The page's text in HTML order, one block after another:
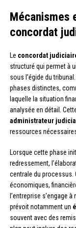
Mécanismes
concordat
Le concordat
structuré qui permet à
sous l’égide du
phases distinctes,
laquelle la situation
analysée en détail.
administrateur
ressources
Lorsque cette phase
redressement,
centrale du processus.
économiques,
l’entreprise s’engage
prévoit notamment un
souvent avec des